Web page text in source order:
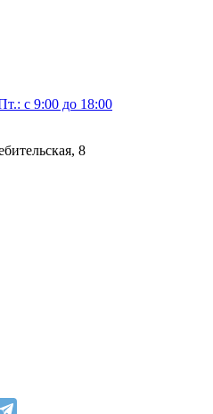
с 9:00 до 18:00
8